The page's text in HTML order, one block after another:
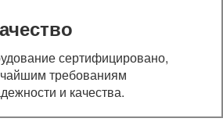
сертифицировано,
требованиям
и качества.